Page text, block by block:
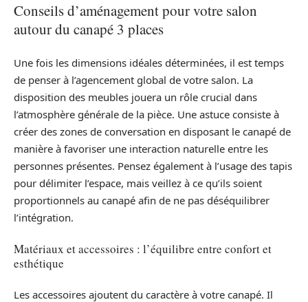
Conseils d’aménagement pour votre salon
autour du canapé 3 places
Une fois les dimensions idéales déterminées, il est temps
de penser à l’agencement global de votre salon. La
disposition des meubles jouera un rôle crucial dans
l’atmosphère générale de la pièce. Une astuce consiste à
créer des zones de conversation en disposant le canapé de
manière à favoriser une interaction naturelle entre les
personnes présentes. Pensez également à l’usage des tapis
pour délimiter l’espace, mais veillez à ce qu’ils soient
proportionnels au canapé afin de ne pas déséquilibrer
l’intégration.
Matériaux et accessoires : l’équilibre entre confort et
esthétique
Les accessoires ajoutent du caractère à votre canapé. Il